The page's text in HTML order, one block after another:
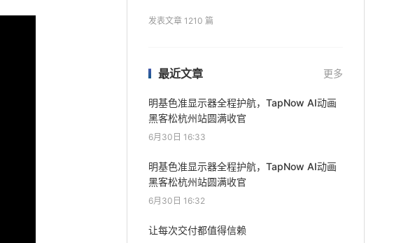
发表文章 1210 篇
最近文章 更多
明基色准显示器全程护航，TapNow AI动画
黑客松杭州站圆满收官
6月30日 16:33
明基色准显示器全程护航，TapNow AI动画
黑客松杭州站圆满收官
6月30日 16:32
让每次交付都值得信赖